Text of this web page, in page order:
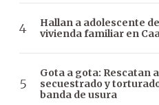
Hallan a adolescente
vivienda familiar en
Gota a gota: Rescatan
secuestrado y
banda de usura